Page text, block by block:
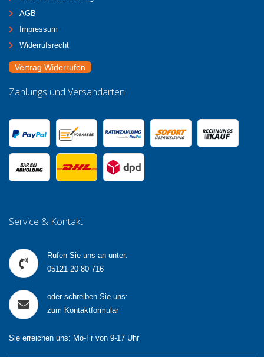
AGB
Impressum
Widerrufsrecht
Vertrag Widerrufen
Zahlungs und Versandarten
Service & Kontakt
Rufen Sie uns an unter:
05121 20 80 716
oder schreiben Sie uns:
zum Kontaktformular
Sie erreichen uns: Mo-Fr von 9-17 Uhr